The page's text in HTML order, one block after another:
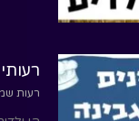
רעות